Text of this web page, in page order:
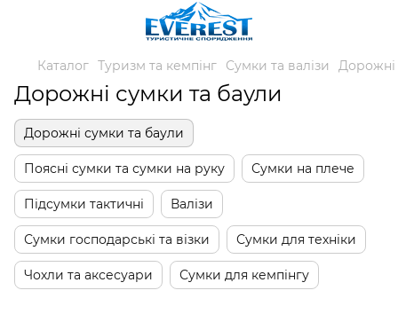
Каталог Туризм та кемпінг Сумки та валізи Дорожні
Дорожні сумки та баули
Дорожні сумки та баули
Поясні сумки та сумки на руку Сумки на плече
Підсумки тактичні Валізи
Сумки господарські та візки Сумки для техніки
Чохли та аксесуари Сумки для кемпінгу